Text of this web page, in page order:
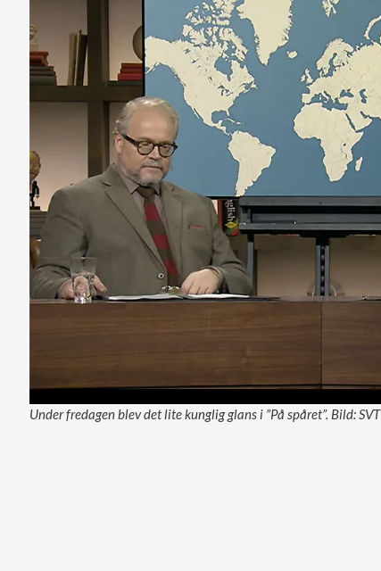
Under fredagen blev det lite kunglig glans i ”På spåret”. Bild: SVT